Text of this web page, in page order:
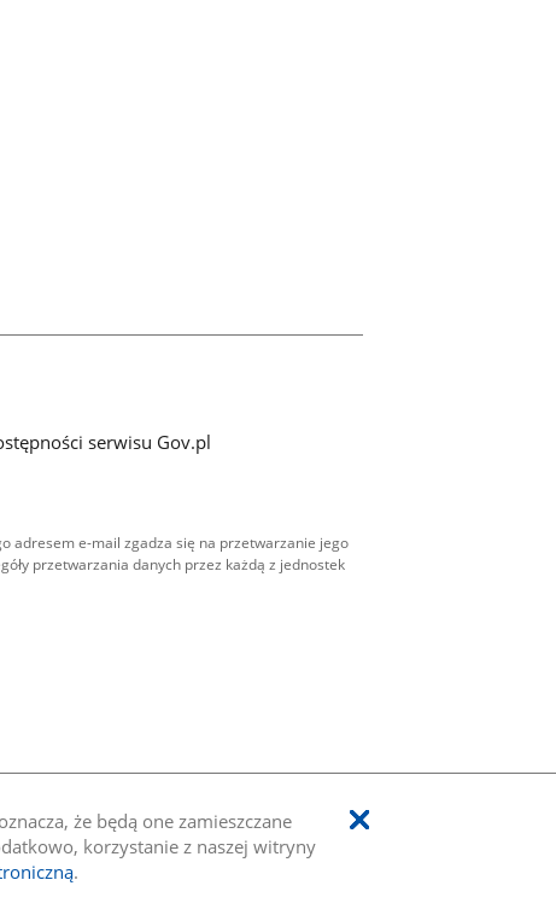
że będą one zamieszczane
korzystanie z naszej witryny
.
serwisu Gov.pl
adresem e-mail zgadza się na przetwarzanie jego
przetwarzania danych przez każdą z jednostek